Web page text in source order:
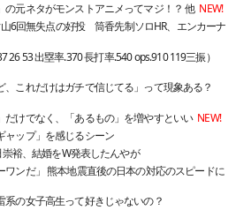
の元ネタがモンストアニメってマジ！？ 他 NEW!
6回無失点の好投 筒香先制ソロHR、エンカーナ
26 53 出塁率.370 長打率.540 ops.910 119三振）
、これだけはガチで信じてる」って現象ある？
けでなく、「あるもの」を増やすといい NEW!
ャップ」を感じるシーン
崇裕、結婚をW発表したんやが
ンだ」 熊本地震直後の日本の対応のスピードに
系の女子高生って好きじゃないの？